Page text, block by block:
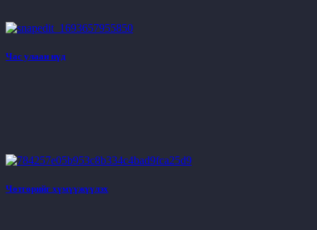
Час улаан нүд
Чөтгөрийг хүмүүжүүлэх